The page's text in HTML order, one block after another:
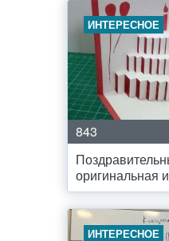
ИНТЕРЕСНОЕ
843
оригинальная
ИНТЕРЕСНОЕ